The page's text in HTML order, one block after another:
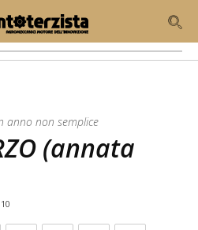
anno non semplice
(annata